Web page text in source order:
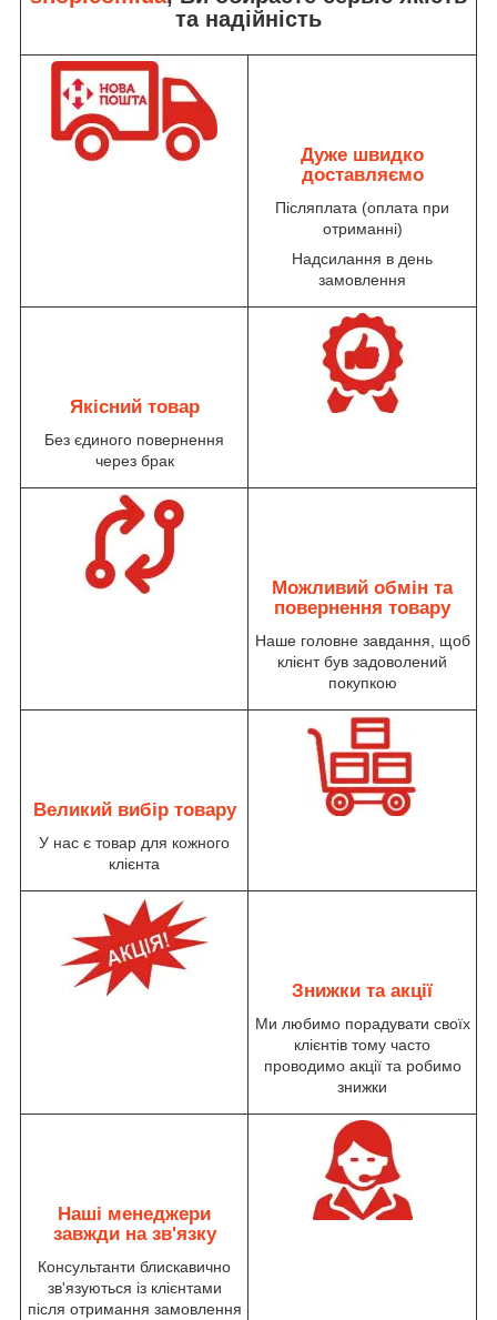
та надійність
Дуже швидко
доставляємо
Післяплата (оплата при
отриманні)
Надсилання в день
замовлення
Якісний товар
Без єдиного повернення
через брак
Можливий обмін та
повернення товару
Наше головне завдання, щоб
клієнт був задоволений
покупкою
Великий вибір товару
У нас є товар для кожного
клієнта
Знижки та акції
Ми любимо порадувати своїх
клієнтів тому часто
проводимо акції та робимо
знижки
Наші менеджери
завжди на зв'язку
Консультанти блискавично
зв'язуються із клієнтами
після отримання замовлення